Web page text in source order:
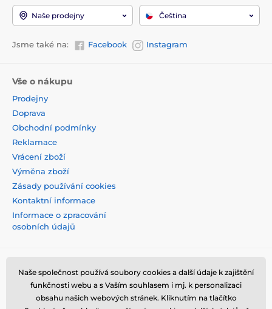
Naše prodejny Čeština
Jsme také na: Facebook Instagram
Vše o nákupu
Prodejny
Doprava
Obchodní podmínky
Reklamace
Vrácení zboží
Výměna zboží
Zásady používání cookies
Kontaktní informace
Informace o zpracování
osobních údajů
Naše společnost používá soubory cookies a další údaje k zajištění
funkčnosti webu a s Vaším souhlasem i mj. k personalizaci
obsahu našich webových stránek. Kliknutím na tlačítko